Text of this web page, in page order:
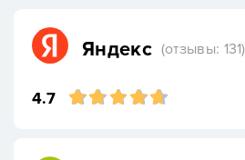
Яндекс (отзывы: 131)
4.7